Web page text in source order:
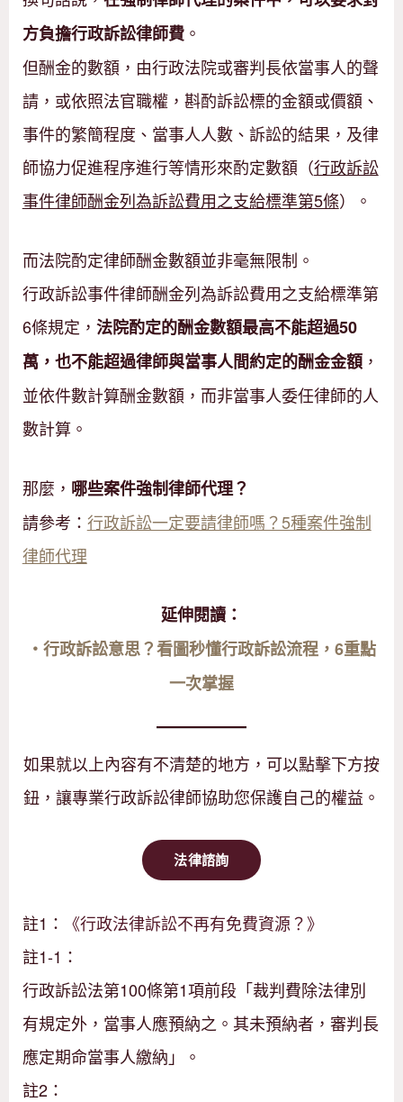
方負擔行政訴訟律師費。
但酬金的數額，由行政法院或審判長依當事人的聲
請，或依照法官職權，斟酌訴訟標的金額或價額、
事件的繁簡程度、當事人人數、訴訟的結果，及律
師協力促進程序進行等情形來酌定數額（行政訴訟
事件律師酬金列為訴訟費用之支給標準第5條）。
而法院酌定律師酬金數額並非毫無限制。
行政訴訟事件律師酬金列為訴訟費用之支給標準第
6條規定， 法院酌定的酬金數額最高不能超過50
萬，也不能超過律師與當事人間約定的酬金金額，
並依件數計算酬金數額，而非當事人委任律師的人
數計算。
那麼， 哪些案件強制律師代理？
請參考： 行政訴訟一定要請律師嗎？5種案件強制
律師代理
延伸閱讀：
‧ 行政訴訟意思？看圖秒懂行政訴訟流程，6重點
一次掌握
如果就以上內容有不清楚的地方，可以點擊下方按
鈕，讓專業行政訴訟律師協助您保護自己的權益。
法律諮詢
註1：
《行政法律訴訟不再有免費資源？》
註1-1：
行政訴訟法第100條第1項前段「裁判費除法律別
有規定外，當事人應預納之。其未預納者，審判長
應定期命當事人繳納」。
註2：